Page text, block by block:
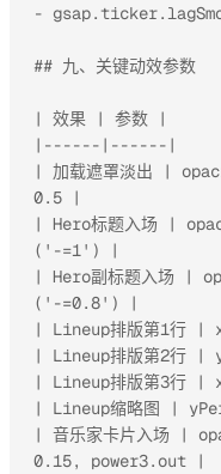
-
## 九、关键动效参数
| 效果 | 参数 |
|------|------|
| 加载遮罩淡出 |
0.5 |
| Hero标题入场 |
('-=1') |
| Hero副标题入场 |
('-=0.8') |
| Lineup排版第1行 |
| Lineup排版第2行 |
| Lineup排版第3行 |
| Lineup缩略图 |
| 音乐家卡片入场 |
0.15, power3.out |